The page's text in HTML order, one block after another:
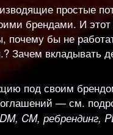
простые
брендами. И
почему бы не
вкладывать
под своим
— см.
CM, ребрендинг,